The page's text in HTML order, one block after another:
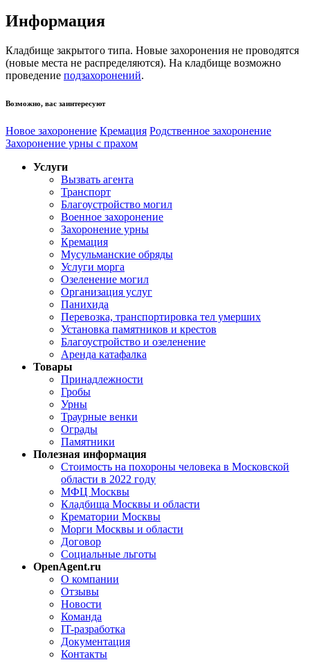
Информация
Кладбище закрытого типа. Новые захоронения не проводятся
(новые места не распределяются). На кладбище возможно
проведение подзахоронений.
Возможно, вас заинтересуют
Новое захоронение Кремация Родственное захоронение
Захоронение урны с прахом
Услуги
Вызвать агента
Транспорт
Благоустройство могил
Военное захоронение
Захоронение урны
Кремация
Мусульманские обряды
Услуги морга
Озеленение могил
Организация услуг
Панихида
Перевозка, транспортировка тел умерших
Установка памятников и крестов
Благоустройство и озеленение
Аренда катафалка
Товары
Принадлежности
Гробы
Урны
Траурные венки
Ограды
Памятники
Полезная информация
Стоимость на похороны человека в Московской
области в 2022 году
МФЦ Москвы
Кладбища Москвы и области
Крематории Москвы
Морги Москвы и области
Договор
Социальные льготы
OpenAgent.ru
О компании
Отзывы
Новости
Команда
IT-разработка
Документация
Контакты